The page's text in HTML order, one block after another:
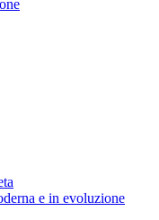
e in evoluzione